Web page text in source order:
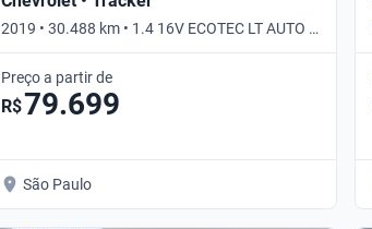
2019 • 30.488 km • 1.4 16V ECOTEC LT AUTO •
Automático
Preço a partir de
R$79.699
São Paulo